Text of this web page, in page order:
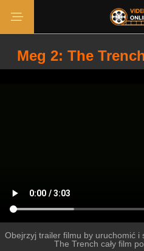
Meg 2: The
Obejrzyj trailer filmu by uruchomić i
The Trench cały film